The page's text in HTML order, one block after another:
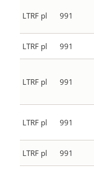
LTRF pl 991
LTRF pl 991
LTRF pl 991
LTRF pl 991
LTRF pl 991